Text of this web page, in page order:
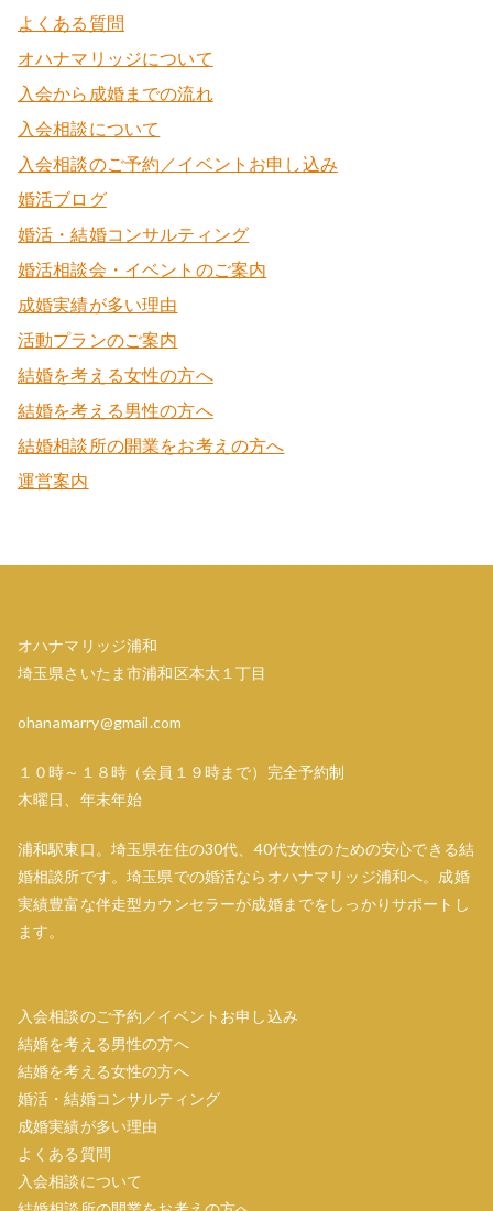
よくある質問
オハナマリッジについて
入会から成婚までの流れ
入会相談について
入会相談のご予約／イベントお申し込み
婚活ブログ
婚活・結婚コンサルティング
婚活相談会・イベントのご案内
成婚実績が多い理由
活動プランのご案内
結婚を考える女性の方へ
結婚を考える男性の方へ
結婚相談所の開業をお考えの方へ
運営案内
オハナマリッジ浦和
埼玉県さいたま市浦和区本太１丁目
ohanamarry@gmail.com
１０時～１８時（会員１９時まで）完全予約制
木曜日、年末年始
浦和駅東口。埼玉県在住の30代、40代女性のための安心できる結
婚相談所です。埼玉県での婚活ならオハナマリッジ浦和へ。成婚
実績豊富な伴走型カウンセラーが成婚までをしっかりサポートし
ます。
入会相談のご予約／イベントお申し込み
結婚を考える男性の方へ
結婚を考える女性の方へ
婚活・結婚コンサルティング
成婚実績が多い理由
よくある質問
入会相談について